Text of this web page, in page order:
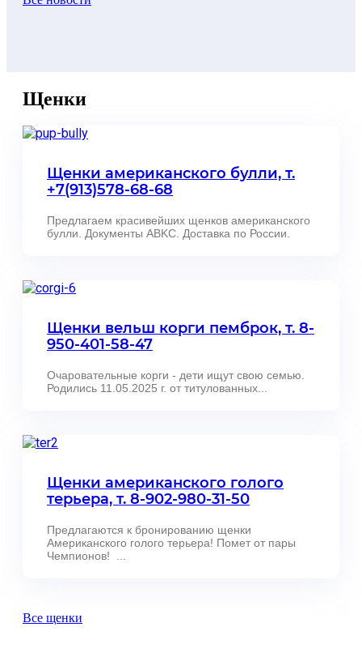
Щенки
Щенки американского булли, т.
+7(913)578-68-68
Предлагаем красивейших щенков американского
булли. Документы ABKC. Доставка по России.
Щенки вельш корги пемброк, т. 8-
950-401-58-47
Очаровательные корги - дети ищут свою семью.
Родились 11.05.2025 г. от титулованных...
Щенки американского голого
терьера, т. 8-902-980-31-50
Предлагаются к бронированию щенки
Американского голого терьера! Помет от пары
Чемпионов! ...
Все щенки